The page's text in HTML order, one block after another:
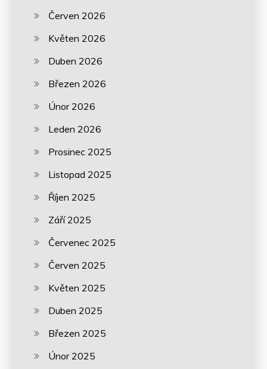
Červen 2026
Květen 2026
Duben 2026
Březen 2026
Únor 2026
Leden 2026
Prosinec 2025
Listopad 2025
Říjen 2025
Září 2025
Červenec 2025
Červen 2025
Květen 2025
Duben 2025
Březen 2025
Únor 2025